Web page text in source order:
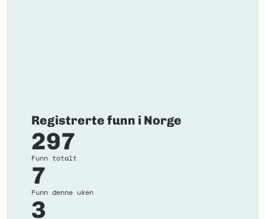
Registrerte funn i Norge
297
Funn totalt
7
Funn denne uken
3